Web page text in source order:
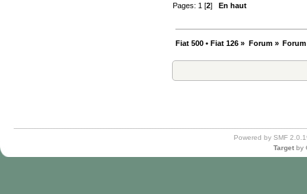
Pages: 1 [2]En haut
Fiat 500 • Fiat 126 » Forum»
Powered by SMF
Target by